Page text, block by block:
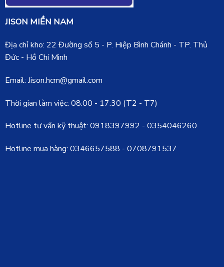
JISON MIỀN NAM
Địa chỉ kho: 22 Đường số 5 - P. Hiệp Bình Chánh - TP. Thủ
Đức - Hồ Chí Minh
Email: Jison.hcm@gmail.com
Thời gian làm việc: 08:00 - 17:30 (T2 - T7)
Hotline tư vấn kỹ thuật: 0918397992 - 0354046260
Hotline mua hàng: 0346657588 - 0708791537